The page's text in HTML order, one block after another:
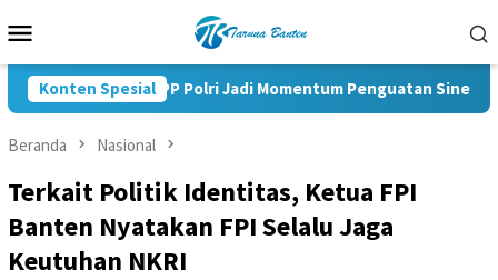
ke
Mobile
Konten Spesial
Pelantikan KBPP Polri Jadi Momentum Penguatan Sinergi
Beranda Nasional
Terkait Politik Identitas, Ketua FPI
Banten Nyatakan FPI Selalu Jaga
Keutuhan NKRI